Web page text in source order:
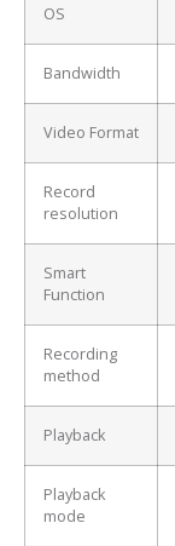
OS
Bandwidth
Video Format
Record
resolution
Smart
Function
Recording
method
Playback
Playback
mode